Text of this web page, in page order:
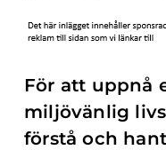
För att uppnå
miljövänlig
förstå och